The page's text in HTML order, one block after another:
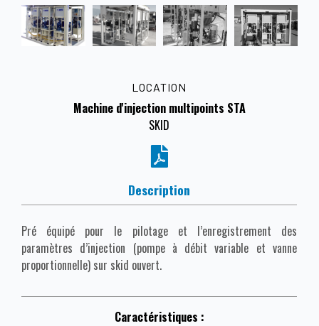
LOCATION
Machine d'injection multipoints STA
SKID
Description
Pré équipé pour le pilotage et l’enregistrement des
paramètres d’injection (pompe à débit variable et vanne
proportionnelle) sur skid ouvert.
Caractéristiques :